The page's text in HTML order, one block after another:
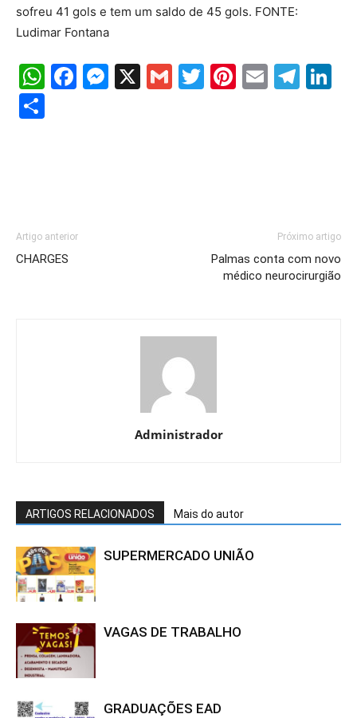
sofreu 41 gols e tem um saldo de 45 gols. FONTE:
Ludimar Fontana
WhatsApp
Facebook
Messenger
X GmailTwitter
Pinterest
Email
Artigo anterior
CHARGES
Próximo artigo
Palmas conta com novo
médico neurocirurgião
Administrador
ARTIGOS RELACIONADOS Mais do autor
SUPERMERCADO UNIÃO
VAGAS DE TRABALHO
GRADUAÇÕES EAD